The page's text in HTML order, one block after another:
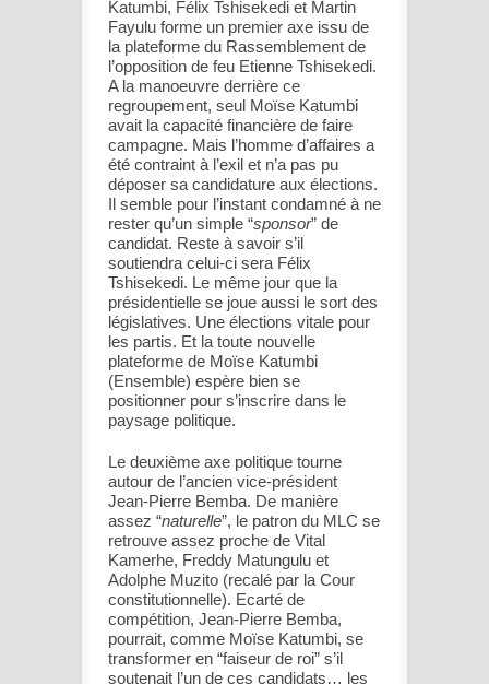
Katumbi, Félix Tshisekedi et Martin
Fayulu forme un premier axe issu de
la plateforme du Rassemblement de
l’opposition de feu Etienne Tshisekedi.
A la manoeuvre derrière ce
regroupement, seul Moïse Katumbi
avait la capacité financière de faire
campagne. Mais l’homme d’affaires a
été contraint à l’exil et n’a pas pu
déposer sa candidature aux élections.
Il semble pour l’instant condamné à ne
rester qu’un simple “sponsor” de
candidat. Reste à savoir s’il
soutiendra celui-ci sera Félix
Tshisekedi. Le même jour que la
présidentielle se joue aussi le sort des
législatives. Une élections vitale pour
les partis. Et la toute nouvelle
plateforme de Moïse Katumbi
(Ensemble) espère bien se
positionner pour s’inscrire dans le
paysage politique.
Le deuxième axe politique tourne
autour de l’ancien vice-président
Jean-Pierre Bemba. De manière
assez “naturelle”, le patron du MLC se
retrouve assez proche de Vital
Kamerhe, Freddy Matungulu et
Adolphe Muzito (recalé par la Cour
constitutionnelle). Ecarté de
compétition, Jean-Pierre Bemba,
pourrait, comme Moïse Katumbi, se
transformer en “faiseur de roi” s’il
soutenait l’un de ces candidats… les